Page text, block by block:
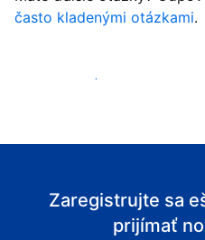
často kladenými otázkami.
Začať prijímať hostí
Zaregistrujte sa
prijímať